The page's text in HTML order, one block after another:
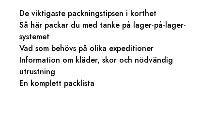
De viktigaste packningstipsen i korthet
Så här packar du med tanke på lager-på-lager-
systemet
Vad som behövs på olika expeditioner
Information om kläder, skor och nödvändig
utrustning
En komplett packlista